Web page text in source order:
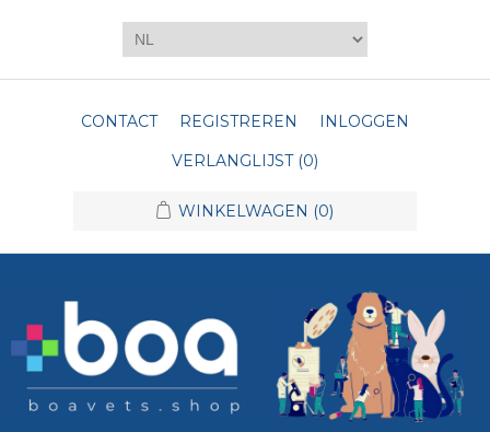
CONTACT REGISTREREN
INLOGGEN
VERLANGLIJST (0)
WINKELWAGEN (0)